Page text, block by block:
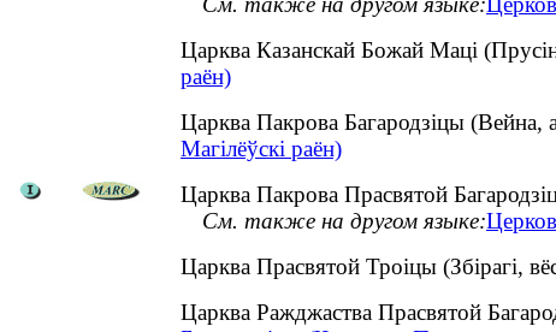
Царква Казанскай Божай Маці
раён)
Царква Пакрова Багародзіцы (Вейна,
Магілёўскі раён)
Царква Пакрова Прасвятой
См. также на другом языке:
Царква Прасвятой Троіцы (Збірагі,
Царква Ражджаства Прасвятой